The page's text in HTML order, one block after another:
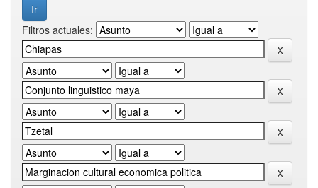
Filtros actuales: